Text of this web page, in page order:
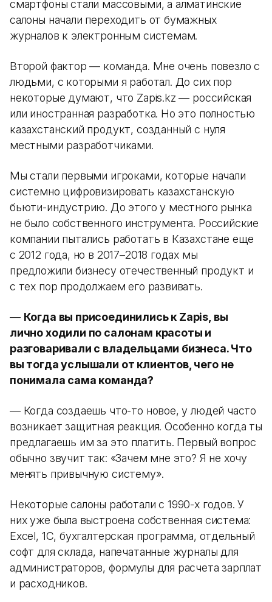
смартфоны стали массовыми, а алматинские
салоны начали переходить от бумажных
журналов к электронным системам.
Второй фактор — команда. Мне очень повезло с
людьми, с которыми я работал. До сих пор
некоторые думают, что Zapis.kz — российская
или иностранная разработка. Но это полностью
казахстанский продукт, созданный с нуля
местными разработчиками.
Мы стали первыми игроками, которые начали
системно цифровизировать казахстанскую
бьюти-индустрию. До этого у местного рынка
не было собственного инструмента. Российские
компании пытались работать в Казахстане еще
с 2012 года, но в 2017–2018 годах мы
предложили бизнесу отечественный продукт и
с тех пор продолжаем его развивать.
— Когда вы присоединились к Zapis, вы
лично ходили по салонам красоты и
разговаривали с владельцами бизнеса. Что
вы тогда услышали от клиентов, чего не
понимала сама команда?
— Когда создаешь что-то новое, у людей часто
возникает защитная реакция. Особенно когда ты
предлагаешь им за это платить. Первый вопрос
обычно звучит так: «Зачем мне это? Я не хочу
менять привычную систему».
Некоторые салоны работали с 1990-х годов. У
них уже была выстроена собственная система:
Excel, 1С, бухгалтерская программа, отдельный
софт для склада, напечатанные журналы для
администраторов, формулы для расчета зарплат
и расходников.